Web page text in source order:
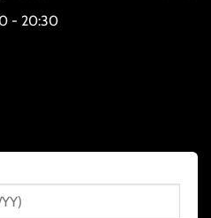
- 20:30